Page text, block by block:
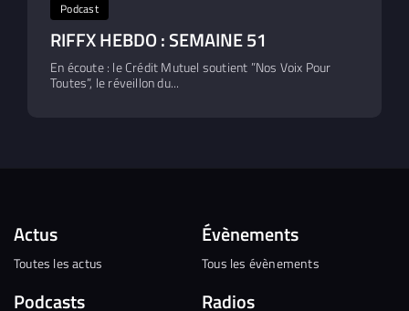
Podcast
RIFFX HEBDO : SEMAINE 51
En écoute : le Crédit Mutuel soutient ”Nos Voix Pour
Toutes”, le réveillon du...
Actus
Toutes les actus
Podcasts
Évènements
Tous les évènements
Radios